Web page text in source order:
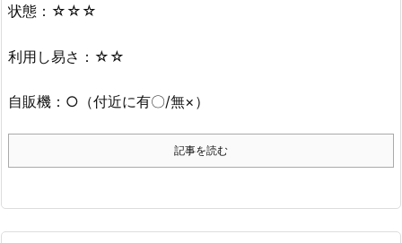
状態：☆☆☆
利用し易さ：☆☆
自販機：○（付近に有〇/無×）
記事を読む